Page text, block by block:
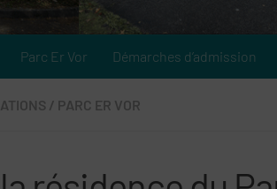
Parc Er Vor Démarches d’admission
/ PARC ER VOR